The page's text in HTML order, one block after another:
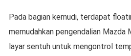
Pada bagian kemudi, terdapat
memudahkan pengendalian Mazda
layar sentuh untuk mengontrol